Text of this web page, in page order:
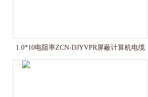
1.0*10电阻率ZCN-DJYVPR屏蔽计算机电缆